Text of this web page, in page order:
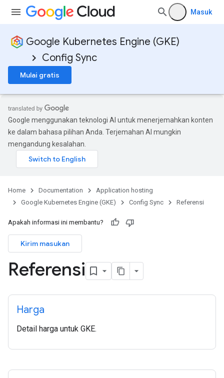
Masuk
Google Kubernetes Engine (GKE)
Config Sync
Mulai gratis
Google menggunakan teknologi AI untuk menerjemahkan konten
ke dalam bahasa pilihan Anda. Terjemahan AI mungkin
mengandung kesalahan.
Home Documentation
Application hosting
Google Kubernetes Engine (GKE)
Config Sync Referensi
Apakah informasi ini membantu?
Kirim masukan
Referensi
Harga
Detail harga untuk GKE.